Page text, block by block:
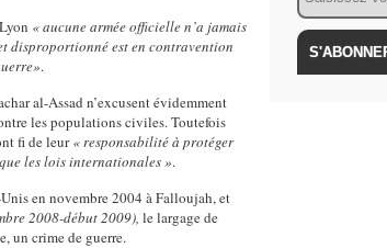
« aucune armée officielle n’a jamais
disproportionné est en contravention
.
al-Assad n’excusent évidemment
les populations civiles. Toutefois
fi de leur« responsabilité à protéger
les lois internationales ».
en novembre 2004 à Falloujah, et
2008-début 2009), le largage de
un crime de guerre.